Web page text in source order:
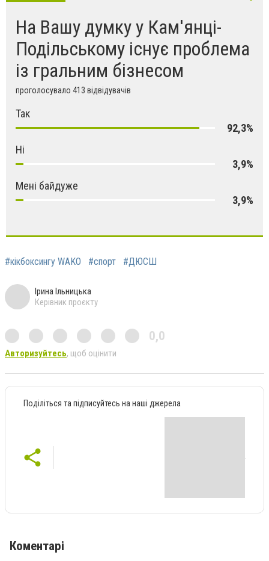
На Вашу думку у Кам'янці-
Подільському існує проблема
із гральним бізнесом
проголосувало 413 відвідувачів
Так
92,3%
Ні
3,9%
Мені байдуже
3,9%
#кікбоксингу WAKO #спорт #ДЮСШ
Ірина Ільницька
Керівник проєкту
0,0
Авторизуйтесь, щоб оцінити
Поділіться та підписуйтесь на наші джерела
Коментарі